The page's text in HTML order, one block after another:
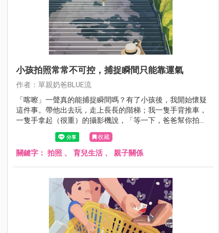
小孩拍照常常不可控，捕捉瞬間只能靠運氣
作者：單親奶爸BLUE流
「喀嚓」一聲真的能捕捉瞬間嗎？有了小孩後，我開始懷疑
這件事。帶他出去玩，走上長長的階梯；我一隻手背推車，
一隻手拿起（很重）的攝影機說，「等一下，爸爸幫你拍張
照。」結果他約莫轉頭0.5秒，就回頭衝上階梯最高處。我看
著模糊的照片，心想小孩真的是風的孩子。
收藏
關鍵字： 拍照 、 育兒生活、 親子關係